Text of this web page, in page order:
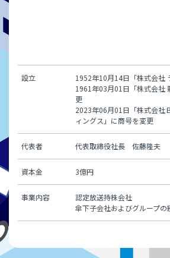
設立
1952年10月14日「株式会社
1961年03月01日「株式会社
更
2023年06月01日「株式会社
ィングス」に商号を変更
代表者 代表取締役社長 佐藤隆夫
資本金 3億円
事業内容
認定放送持株会社
傘下子会社およびグループの